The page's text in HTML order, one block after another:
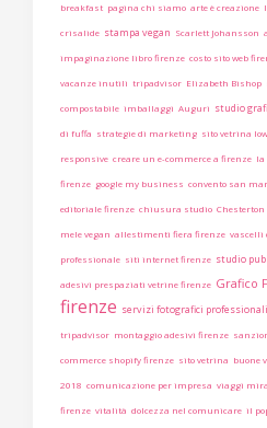
breakfast pagina chi siamo arte è creazione
crisalide stampa vegan Scarlett Johansson
impaginazione libro firenze costo sito web
vacanze inutili tripadvisor Elizabeth Bishop
compostabile imballaggi Auguri studio
di fuffa strategie di marketing sito vetrina
responsive creare un e-commerce a firenze la
firenze google my business convento san
editoriale firenze chiusura studio Chesterton
mele vegan allestimenti fiera firenze vascelli
professionale siti internet firenze studio
adesivi prespaziati vetrine firenze Grafico
firenze servizi fotografici professionali
tripadvisor montaggio adesivi firenze
commerce shopify firenze sito vetrina buone
2018 comunicazione per impresa viaggi
firenze vitalità dolcezza nel comunicare il